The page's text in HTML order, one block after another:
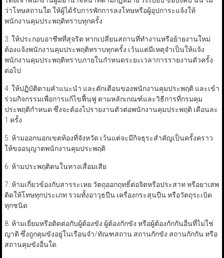
ว่าโทษสถานใด ให้ผู้ได้รับการพักการลงโทษหรือผู้อุปการะแจ้งให้
พนักงานคุมประพฤติทราบทุกครั้ง
3. ให้ประกอบอาชีพที่สุจริต หากเปลี่ยนสถานที่ทำงานหรือย้ายงานใหม่
ต้องแจ้งพนักงานคุมประพฤติทราบทุกครั้ง เว้นแต่มีเหตุจำเป็นให้แจ้ง
พนักงานคุมประพฤติทราบภายในกำหนดระยะเวลาการรายงานตัวครั้ง
ต่อไป
4. ให้ปฏิบัติตามคำแนะนำ และตักเตือนของพนักงานคุมประพฤติ และเข้า
ร่วมกิจกรรมเพื่อการแก้ไขฟื้นฟู ตามหลักเกณฑ์และวิธีการที่กรมคุม
ประพฤติกำหนด ซึ่งจะต้องไปรายงานตัวต่อพนักงานคุมประพฤติ เดือนละ
1 ครั้ง
5. ห้ามออกนอกเขตท้องที่จังหวัด เว้นแต่จะมีกิจธุระสำคัญเป็นครั้งคราว
ให้ขออนุญาตพนักงานคุมประพฤติ
6. ห้ามประพฤติตนในทางเสื่อมเสีย
7. ห้ามเกี่ยวข้องกับสารระเหย วัตถุออกฤทธิ์ต่อจิตหรือประสาท หรือยาเสพ
ติดให้โทษทุกประเภท รวมทั้งอาวุธปืน เครื่องกระสุนปืน หรือวัตถุระเบิด
ทุกชนิด
8. ห้ามเยี่ยมหรือติดต่อกับผู้ต้องขัง ผู้ต้องกักขัง หรือผู้ต้องกักกันอื่นที่ไม่ใช่
ญาติ ซึ่งถูกคุมขังอยู่ในเรือนจำ/ทัณฑสถาน สถานกักขัง สถานกักกัน หรือ
สถานคุมขังอื่นใด